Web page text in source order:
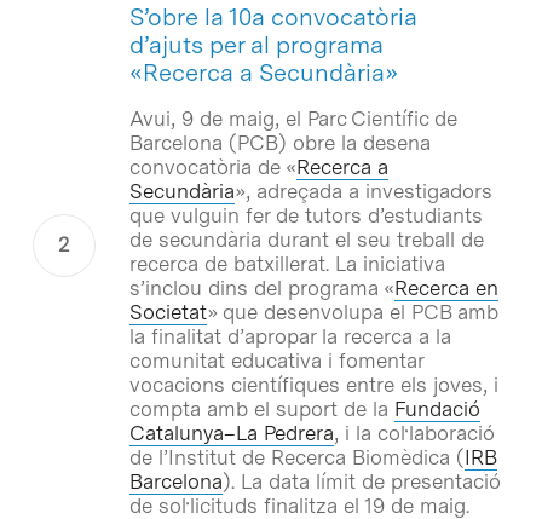
S’obre la 10a convocatòria
d’ajuts per al programa
«Recerca a Secundària»
Avui, 9 de maig, el Parc Científic de
Barcelona (PCB) obre la desena
convocatòria de «Recerca a
Secundària», adreçada a investigadors
que vulguin fer de tutors d’estudiants
de secundària durant el seu treball de
recerca de batxillerat. La iniciativa
s’inclou dins del programa «Recerca en
Societat» que desenvolupa el PCB amb
la finalitat d’apropar la recerca a la
comunitat educativa i fomentar
vocacions científiques entre els joves, i
compta amb el suport de la Fundació
Catalunya–La Pedrera, i la col·laboració
de l’Institut de Recerca Biomèdica (IRB
Barcelona). La data límit de presentació
de sol·licituds finalitza el 19 de maig.